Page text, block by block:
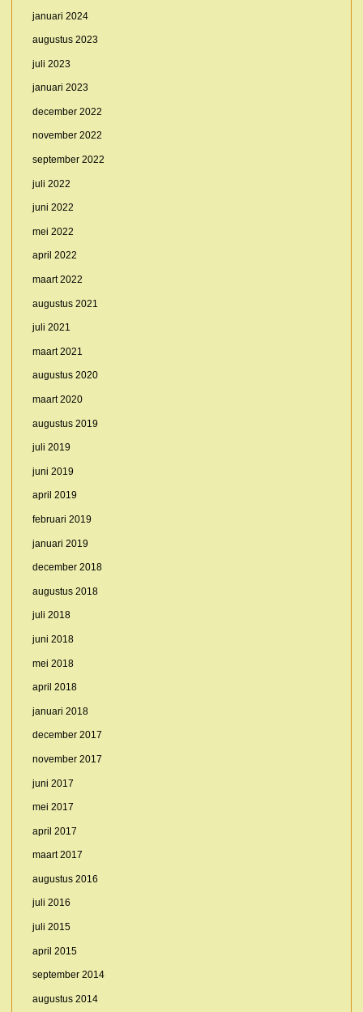
januari 2024
augustus 2023
juli 2023
januari 2023
december 2022
november 2022
september 2022
juli 2022
juni 2022
mei 2022
april 2022
maart 2022
augustus 2021
juli 2021
maart 2021
augustus 2020
maart 2020
augustus 2019
juli 2019
juni 2019
april 2019
februari 2019
januari 2019
december 2018
augustus 2018
juli 2018
juni 2018
mei 2018
april 2018
januari 2018
december 2017
november 2017
juni 2017
mei 2017
april 2017
maart 2017
augustus 2016
juli 2016
juli 2015
april 2015
september 2014
augustus 2014